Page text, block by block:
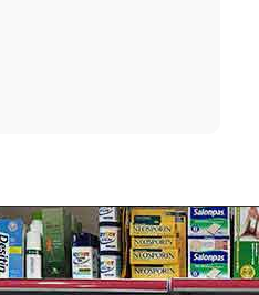
trước khi tiếp xúc với